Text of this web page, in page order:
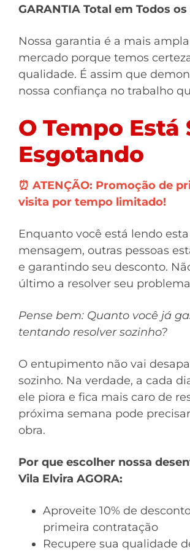
GARANTIA Total em Todos
Nossa garantia é a mais
mercado porque temos
qualidade. É assim que
nossa confiança no trabalho
O Tempo Está
Esgotando
⏰ ATENÇÃO: Promoção de
visita por tempo limitado!
Enquanto você está lendo esta
mensagem, outras pessoas
e garantindo seu desconto.
último a resolver seu
Pense bem: Quanto você já
tentando resolver sozinho?
O entupimento não vai
sozinho. Na verdade, a cada
ele piora e fica mais caro de
próxima semana pode
obra.
Por que escolher nossa
Vila Elvira AGORA:
Aproveite 10% de
primeira contratação
Recupere sua qualidade